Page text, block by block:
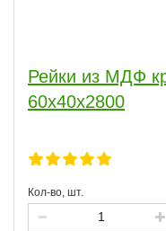
Рейки из МДФ
60х40х2800
Кол-во, шт.